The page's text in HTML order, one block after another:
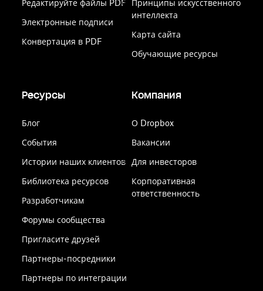
Редактируйте файлы PDF
Электронные подписи
Конвертация в PDF
Принципы искусственного
интеллекта
Карта сайта
Обучающие ресурсы
Ресурсы
Блог
События
Истории наших клиентов
Библиотека ресурсов
Разработчикам
Форумы сообщества
Пригласите друзей
Партнеры-посредники
Партнеры по интеграции
Компания
О Dropbox
Вакансии
Для инвесторов
Корпоративная
ответственность